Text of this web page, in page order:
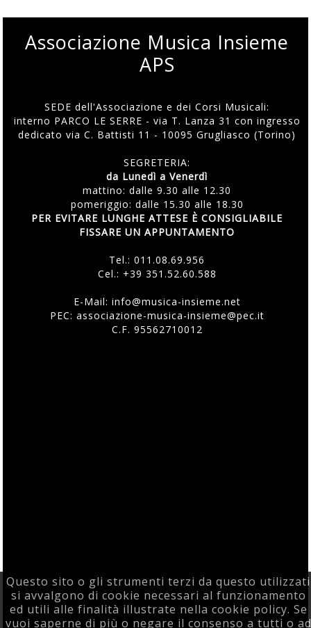
Associazione Musica Insieme
APS
SEDE dell'Associazione e dei Corsi Musicali:
interno PARCO LE SERRE - via T. Lanza 31 con ingresso
dedicato via C. Battisti 11 - 10095 Grugliasco (Torino)
SEGRETERIA:
da Lunedì a Venerdì
mattino: dalle 9.30 alle 12.30
pomeriggio: dalle 15.30 alle 18.30
PER EVITARE LUNGHE ATTESE È CONSIGLIABILE
FISSARE UN APPUNTAMENTO
Tel.:011.08.69.956
Cel.: +39 351.52.60.588
E-Mail: info@musica-insieme.net
PEC: associazione-musica-insieme@pec.it
C.F. 95562710012
Questo sito o gli strumenti terzi da questo utilizzati
si avvalgono di cookie necessari al funzionamento
ed utili alle finalità illustrate nella cookie policy. Se
vuoi saperne di più o negare il consenso a tutti o ad